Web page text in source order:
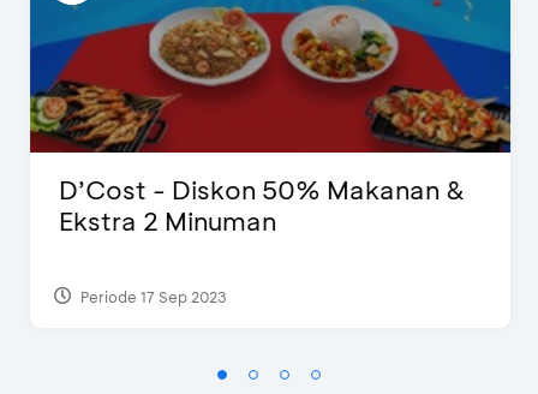
D’Cost - Diskon 50% Makanan &
Ekstra 2 Minuman
Periode 17 Sep 2023